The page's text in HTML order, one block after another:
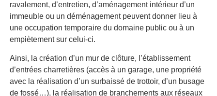
ravalement, d’entretien, d’aménagement intérieur d’un
immeuble ou un déménagement peuvent donner lieu à
une occupation temporaire du domaine public ou à un
empiètement sur celui-ci.
Ainsi, la création d’un mur de clôture, l’établissement
d’entrées charretières (accès à un garage, une propriété
avec la réalisation d’un surbaissé de trottoir, d’un busage
de fossé…), la réalisation de branchements aux réseaux